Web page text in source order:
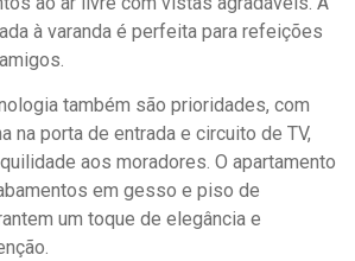
à varanda é perfeita para refeições
também são prioridades, com
na porta de entrada e circuito de TV,
aos moradores. O apartamento
em gesso e piso de
um toque de elegância e